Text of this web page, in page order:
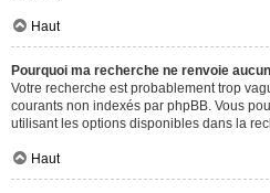
Haut
Pourquoi ma recherche ne renvoie
Votre recherche est probablement trop
courants non indexés par phpBB. Vous
utilisant les options disponibles dans la
Haut